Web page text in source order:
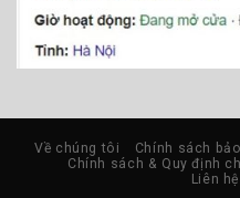
Về chúng tôi Chính sách
Chính sách & Quy định
Liên